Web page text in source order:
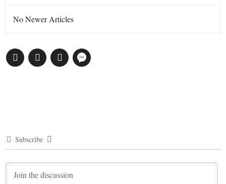
No Newer Articles
Subscribe